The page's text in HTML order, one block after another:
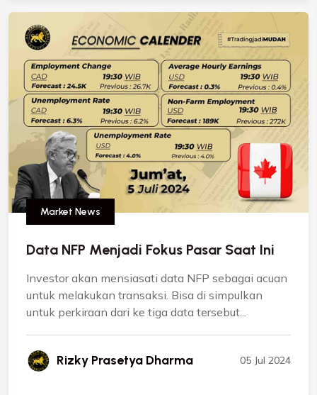
Market News
Data NFP Menjadi Fokus Pasar Saat Ini
Investor akan mensiasati data NFP sebagai acuan
untuk melakukan transaksi. Bisa di simpulkan
untuk perkiraan dari ke tiga data tersebut...
Rizky Prasetya Dharma 05 Jul 2024